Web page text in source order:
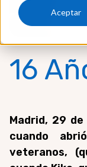
Aceptar
16
Madrid, 29
cuando
veteranos,